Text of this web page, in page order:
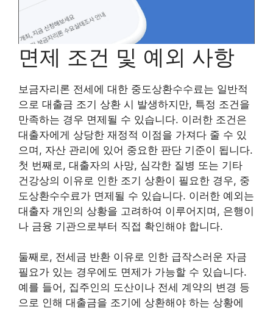
면제 조건 및 예외 사항
보금자리론 전세에 대한 중도상환수수료는 일반적
으로 대출금 조기 상환 시 발생하지만, 특정 조건을
만족하는 경우 면제될 수 있습니다. 이러한 조건은
대출자에게 상당한 재정적 이점을 가져다 줄 수 있
으며, 자산 관리에 있어 중요한 판단 기준이 됩니다.
첫 번째로, 대출자의 사망, 심각한 질병 또는 기타
건강상의 이유로 인한 조기 상환이 필요한 경우, 중
도상환수수료가 면제될 수 있습니다. 이러한 예외는
대출자 개인의 상황을 고려하여 이루어지며, 은행이
나 금융 기관으로부터 직접 확인해야 합니다.
둘째로, 전세금 반환 이유로 인한 급작스러운 자금
필요가 있는 경우에도 면제가 가능할 수 있습니다.
예를 들어, 집주인의 도산이나 전세 계약의 변경 등
으로 인해 대출금을 조기에 상환해야 하는 상황에